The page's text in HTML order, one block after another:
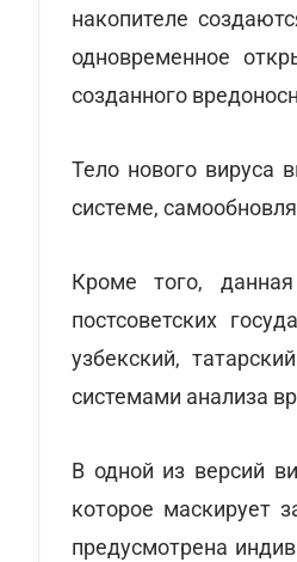
накопителе
одновременное
созданного
Тело нового вируса
системе,
Кроме того,
постсоветских
узбекский,
системами анализа
В одной из версий
которое маскирует
предусмотрена